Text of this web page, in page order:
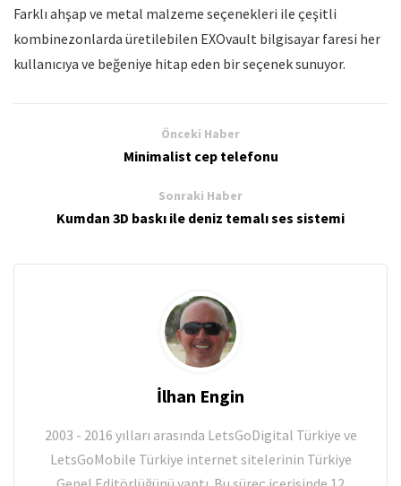
Farklı ahşap ve metal malzeme seçenekleri ile çeşitli
kombinezonlarda üretilebilen EXOvault bilgisayar faresi her
kullanıcıya ve beğeniye hitap eden bir seçenek sunuyor.
Önceki Haber
Minimalist cep telefonu
Sonraki Haber
Kumdan 3D baskı ile deniz temalı ses sistemi
İlhan Engin
2003 - 2016 yılları arasında LetsGoDigital Türkiye ve
LetsGoMobile Türkiye internet sitelerinin Türkiye